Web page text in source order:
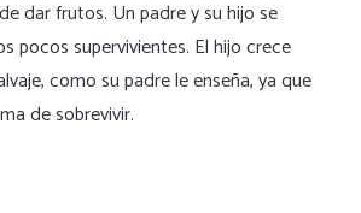
dar frutos. Un padre y su hijo se
pocos supervivientes. El hijo crece
como su padre le enseña, ya que
de sobrevivir.